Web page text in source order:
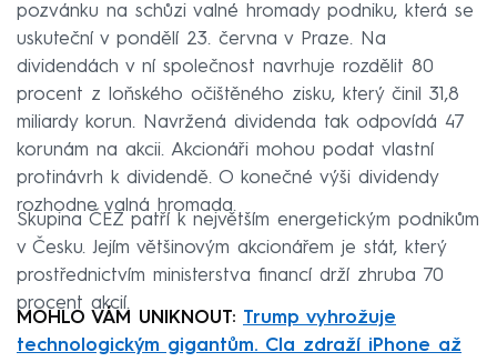
pozvánku na schůzi valné hromady podniku, která se
uskuteční v pondělí 23. června v Praze. Na
dividendách v ní společnost navrhuje rozdělit 80
procent z loňského očištěného zisku, který činil 31,8
miliardy korun. Navržená dividenda tak odpovídá 47
korunám na akcii. Akcionáři mohou podat vlastní
protinávrh k dividendě. O konečné výši dividendy
rozhodne valná hromada.
Skupina ČEZ patří k největším energetickým podnikům
v Česku. Jejím většinovým akcionářem je stát, který
prostřednictvím ministerstva financí drží zhruba 70
procent akcií.
MOHLO VÁM UNIKNOUT: Trump vyhrožuje
technologickým gigantům. Cla zdraží iPhone až